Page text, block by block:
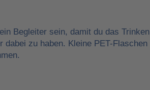
Begleiter sein, damit du das Trinken
zu haben. Kleine PET-Flaschen